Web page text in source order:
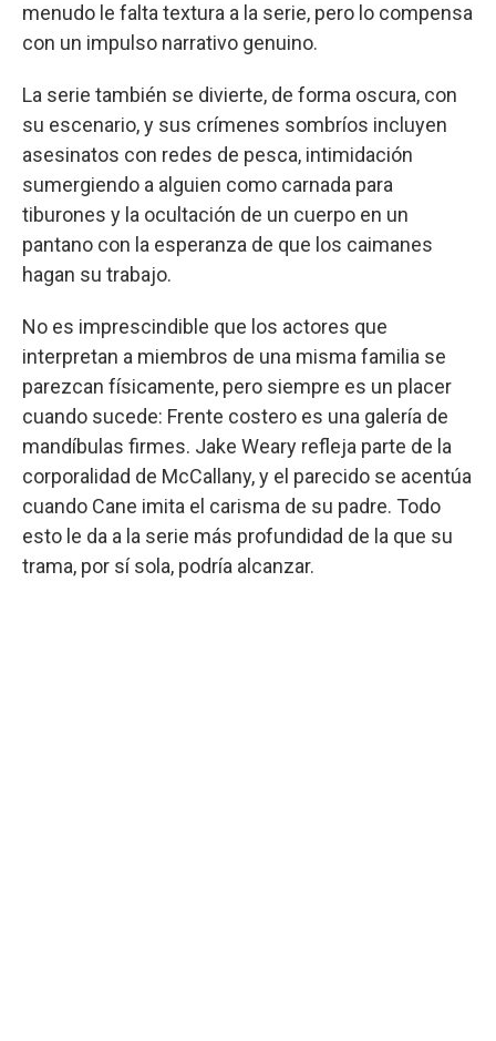
menudo le falta textura a la serie, pero lo compensa
con un impulso narrativo genuino.
La serie también se divierte, de forma oscura, con
su escenario, y sus crímenes sombríos incluyen
asesinatos con redes de pesca, intimidación
sumergiendo a alguien como carnada para
tiburones y la ocultación de un cuerpo en un
pantano con la esperanza de que los caimanes
hagan su trabajo.
No es imprescindible que los actores que
interpretan a miembros de una misma familia se
parezcan físicamente, pero siempre es un placer
cuando sucede: Frente costero es una galería de
mandíbulas firmes. Jake Weary refleja parte de la
corporalidad de McCallany, y el parecido se acentúa
cuando Cane imita el carisma de su padre. Todo
esto le da a la serie más profundidad de la que su
trama, por sí sola, podría alcanzar.